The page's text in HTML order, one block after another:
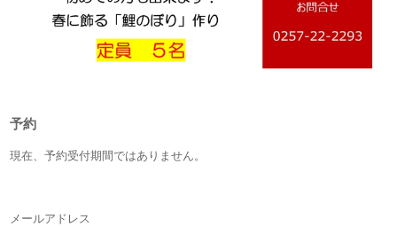
予約
現在、予約受付期間ではありません。
メールアドレス